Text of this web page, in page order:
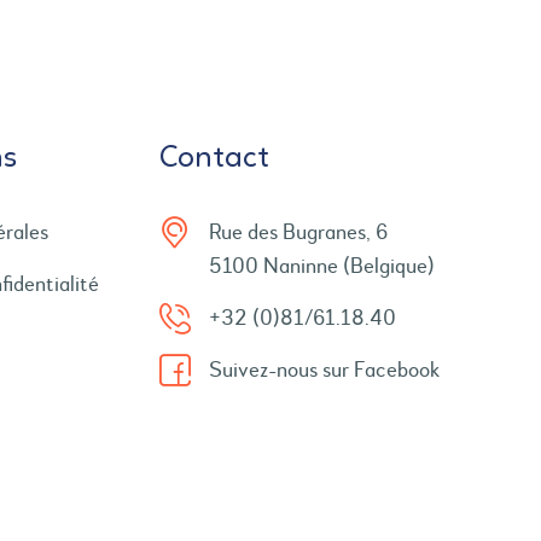
Contact
Rue des Bugranes, 6
5100 Naninne (Belgique)
+32 (0)81/61.18.40
Suivez-nous sur Facebook